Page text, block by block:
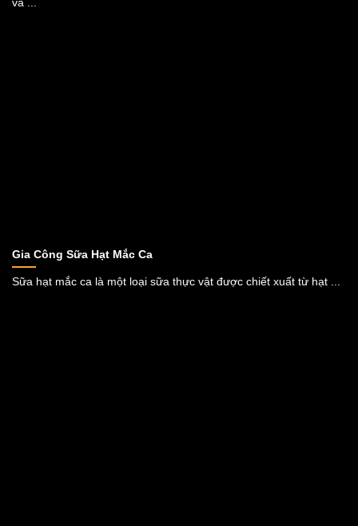
và ...
Gia Công Sữa Hạt Mắc Ca
Sữa hạt mắc ca là một loại sữa thực vật được chiết xuất từ hạt ...